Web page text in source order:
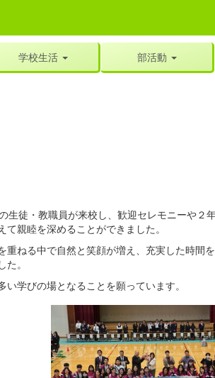
学校生活 部活動
徒・教職員が来校し、歓迎セレモニーや
親睦を深めることができました。
ねる中で自然と笑顔が増え、充実した時間
。
学びの場となることを願っています。